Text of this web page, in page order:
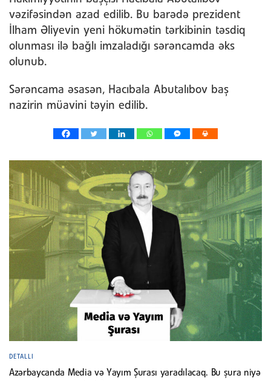
vəzifəsindən azad edilib. Bu barədə prezident
İlham Əliyevin yeni hökumətin tərkibinin təsdiq
olunması ilə bağlı imzaladığı sərəncamda əks
olunub.
Sərəncama əsasən, Hacıbala Abutalıbov baş
nazirin müavini təyin edilib.
DETALLI
Azərbaycanda Media və Yayım Şurası yaradılacaq. Bu şura niyə